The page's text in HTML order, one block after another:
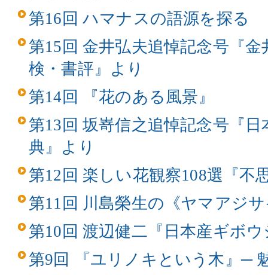
第16回 ハマナスの語源を探る
第15回 金井弘夫追悼記念号『
検・書評』より
第14回 『花のある風景』
第13回 坂嵜信之追悼記念号『
典』より
第12回 楽しい花観察108選『不
第11回 川島榮生の《ヤマアジ
第10回 渡辺健二『日本産ギボ
第9回 『ユリノキという木』─